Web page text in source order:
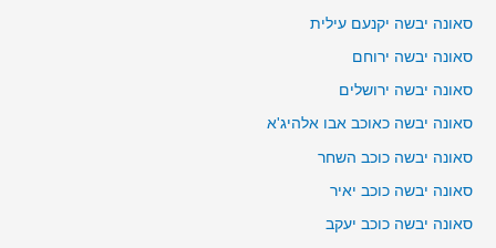
סאונה יבשה יקנעם עילית
סאונה יבשה ירוחם
סאונה יבשה ירושלים
סאונה יבשה כאוכב אבו אלהיג'א
סאונה יבשה כוכב השחר
סאונה יבשה כוכב יאיר
סאונה יבשה כוכב יעקב